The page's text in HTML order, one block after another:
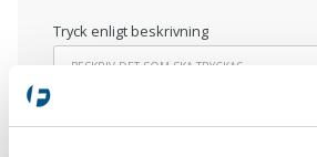
Tryck enligt beskrivning